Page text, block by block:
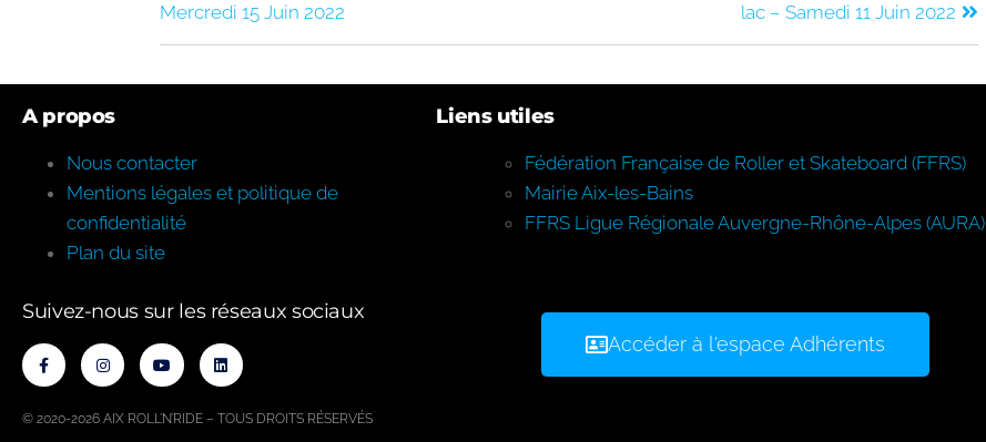
Mercredi 15 Juin 2022
lac – Samedi 11 Juin 2022
A propos
Nous contacter
Mentions légales et politique de
confidentialité
Plan du site
Suivez-nous sur les réseaux sociaux
Liens utiles
Fédération Française de Roller et Skateboard (FFRS)
Mairie Aix-les-Bains
FFRS Ligue Régionale Auvergne-Rhône-Alpes (AURA)
Accéder à l'espace Adhérents
© 2020-2026 AIX ROLL’N’RIDE – TOUS DROITS RÉSERVÉS